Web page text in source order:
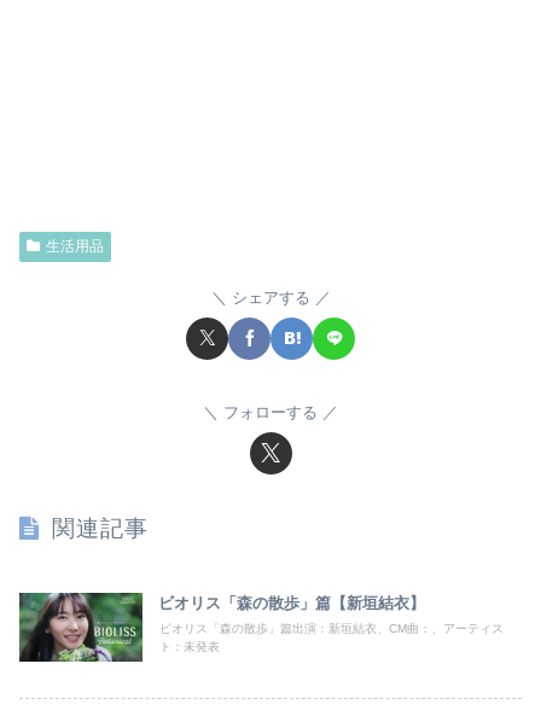
生活用品
シェアする
フォローする
関連記事
ビオリス「森の散歩」篇【新垣結衣】
ビオリス「森の散歩」篇出演：新垣結衣、CM曲：、アーティス
ト：未発表